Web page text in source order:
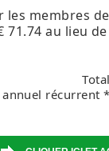
les membres
71.74 au lieu de
annuel récurrent